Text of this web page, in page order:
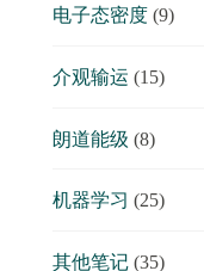
电子态密度(9)
介观输运 (15)
朗道能级 (8)
机器学习 (25)
其他笔记(35)